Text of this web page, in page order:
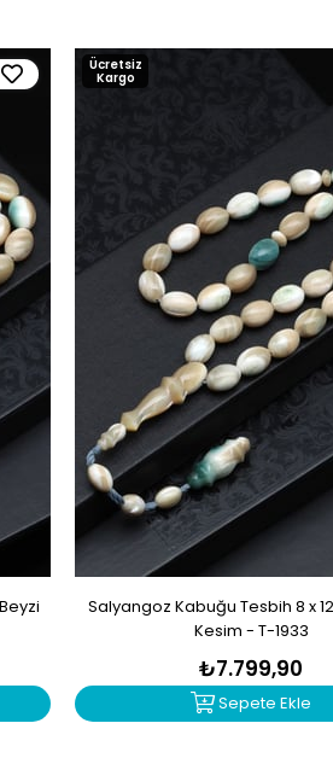
Salyangoz Kabuğu Tesbih 8 x
Kesim - T-1933
₺7.799,90
Sepete Ekle
Ücretsiz
Kargo